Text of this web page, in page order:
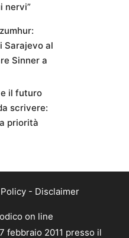
nervi”
Sarajevo al
Sinner a
il futuro
scrivere:
priorità
- Disclaimer
on line
febbraio 2011 presso il